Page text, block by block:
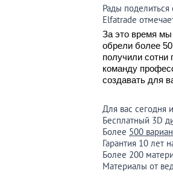
Рады
Elfatrade
За это время мы
обрели более
получили сотни
команду
создавать для
Для вас сегодня
Бесплатный 3D
Более 500
Гарантия 10 лет
Более 200
Материалы от